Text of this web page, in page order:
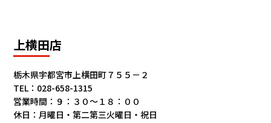
上横田店
栃木県宇都宮市上横田町７５５－２
TEL：028-658-1315
営業時間：９：３０～１８：００
休日：月曜日・第二第三火曜日・祝日